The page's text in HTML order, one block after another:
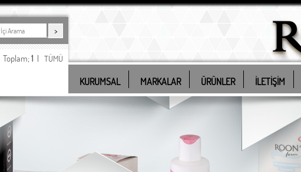
Toplam;1 | TÜMÜ
KURUMSAL MARKALAR ÜRÜNLER İLETİŞİM